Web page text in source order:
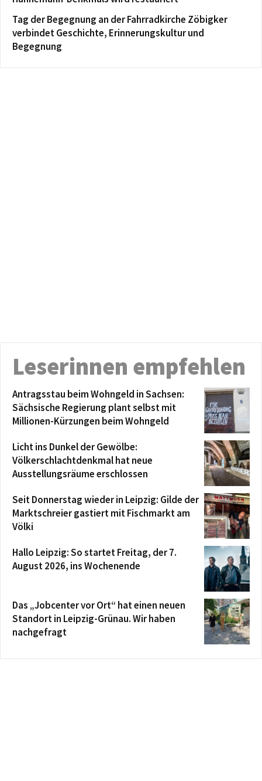
Tag der Begegnung an der Fahrradkirche Zöbigker
verbindet Geschichte, Erinnerungskultur und
Begegnung
Leserinnen empfehlen
Antragsstau beim Wohngeld in Sachsen:
Sächsische Regierung plant selbst mit
Millionen-Kürzungen beim Wohngeld
Licht ins Dunkel der Gewölbe:
Völkerschlachtdenkmal hat neue
Ausstellungsräume erschlossen
Seit Donnerstag wieder in Leipzig: Gilde der
Marktschreier gastiert mit Fischmarkt am
Völki
Hallo Leipzig: So startet Freitag, der 7.
August 2026, ins Wochenende
Das „Jobcenter vor Ort“ hat einen neuen
Standort in Leipzig-Grünau. Wir haben
nachgefragt